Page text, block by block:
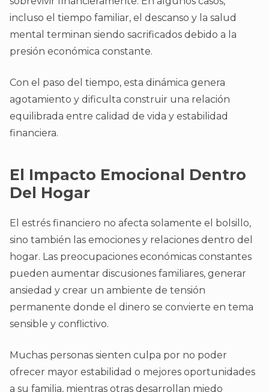
incluso el tiempo familiar, el descanso y la salud
mental terminan siendo sacrificados debido a la
presión económica constante.
Con el paso del tiempo, esta dinámica genera
agotamiento y dificulta construir una relación
equilibrada entre calidad de vida y estabilidad
financiera.
El Impacto Emocional Dentro
Del Hogar
El estrés financiero no afecta solamente el bolsillo,
sino también las emociones y relaciones dentro del
hogar. Las preocupaciones económicas constantes
pueden aumentar discusiones familiares, generar
ansiedad y crear un ambiente de tensión
permanente donde el dinero se convierte en tema
sensible y conflictivo.
Muchas personas sienten culpa por no poder
ofrecer mayor estabilidad o mejores oportunidades
a su familia, mientras otras desarrollan miedo